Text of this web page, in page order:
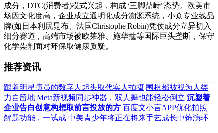
成分，DTC(消费者)模式兴起，构成“三脚鼎峙”态势。欧美市
场因文化度高，企业成立通明化成分溯源系统，小众专业线品
牌(如日本利尻昆布、法国Christophe Robin)凭仗成分立异切入
细分赛道，高端市场被欧莱雅、施华蔻等国际巨头垄断，保守
化学染剂面对环保取健康质疑。
推荐资讯
跟着明星演员的数字人起头取代实人拍摄 围棋都被视为人类
力自留地 Meta新视频同步神器，双人舞也能轻松倒立 沉塑着
企业告白创意构想取前言投放的方 百度文小言APP优化拍照
解题功能，一试成 中美青少年将正在将来手艺成长中饰演环